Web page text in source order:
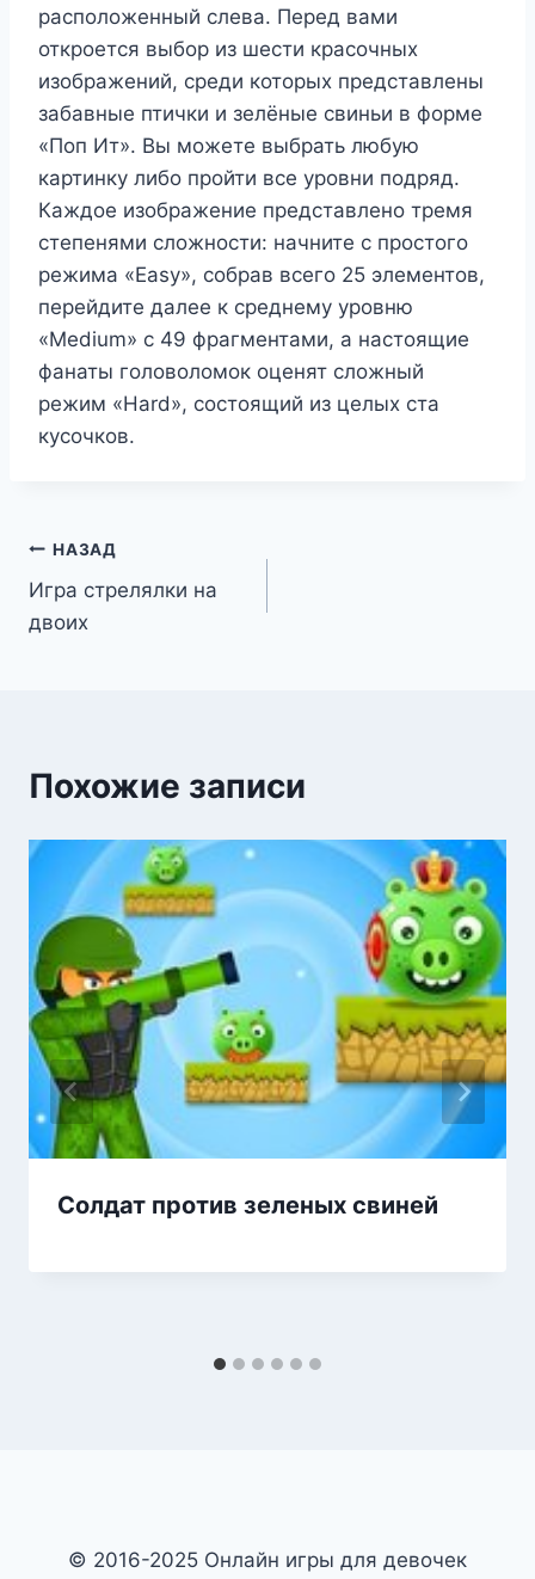
расположенный слева. Перед вами
откроется выбор из шести красочных
изображений, среди которых представлены
забавные птички и зелёные свиньи в форме
«Поп Ит». Вы можете выбрать любую
картинку либо пройти все уровни подряд.
Каждое изображение представлено тремя
степенями сложности: начните с простого
режима «Easy», собрав всего 25 элементов,
перейдите далее к среднему уровню
«Medium» с 49 фрагментами, а настоящие
фанаты головоломок оценят сложный
режим «Hard», состоящий из целых ста
кусочков.
Навигация
по
НАЗАД
Игра стрелялки на
двоих
Похожие записи
Солдат против зеленых свиней
© 2016-2025 Онлайн игры для девочек